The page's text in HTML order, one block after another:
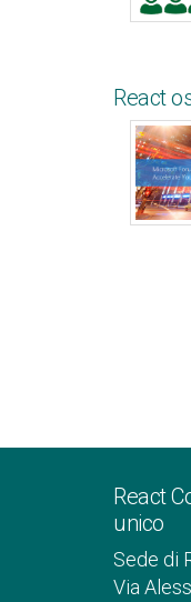
React
React
unico
Sede di
Via